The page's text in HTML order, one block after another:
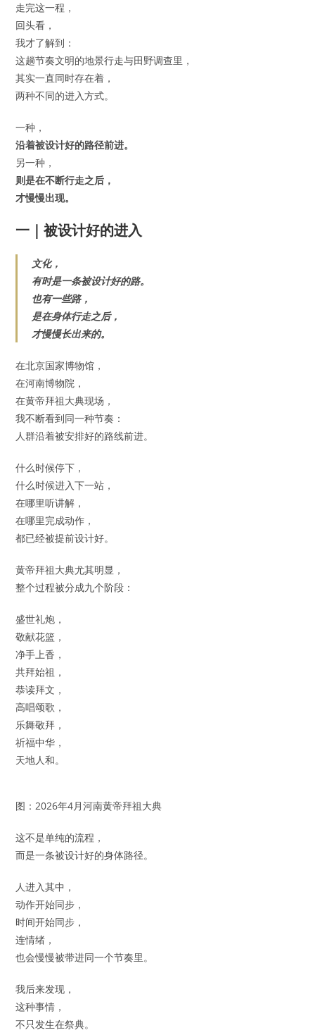
走完这一程，
回头看，
我才了解到：
这趟节奏文明的地景行走与田野调查里，
其实一直同时存在着，
两种不同的进入方式。
一种，
沿着被设计好的路径前进。
另一种，
则是在不断行走之后，
才慢慢出现。
一｜被设计好的进入
文化，
有时是一条被设计好的路。
也有一些路，
是在身体行走之后，
才慢慢长出来的。
在北京国家博物馆，
在河南博物院，
在黄帝拜祖大典现场，
我不断看到同一种节奏：
人群沿着被安排好的路线前进。
什么时候停下，
什么时候进入下一站，
在哪里听讲解，
在哪里完成动作，
都已经被提前设计好。
黄帝拜祖大典尤其明显，
整个过程被分成九个阶段：
盛世礼炮，
敬献花篮，
净手上香，
共拜始祖，
恭读拜文，
高唱颂歌，
乐舞敬拜，
祈福中华，
天地人和。
图：2026年4月河南黄帝拜祖大典
这不是单纯的流程，
而是一条被设计好的身体路径。
人进入其中，
动作开始同步，
时间开始同步，
连情绪，
也会慢慢被带进同一个节奏里。
我后来发现，
这种事情，
不只发生在祭典。